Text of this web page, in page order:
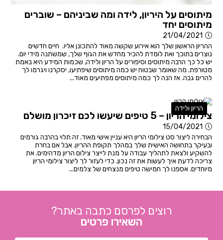
מיתוסים על היריון, לידה ומה שביניהם – שוברים
מיתוסים יחד
21/04/2021
ההריון הראשון שלך הוא אירוע שקשה מאוד להתכונן אליו. חיים חדשים
נוצרים בתוכך ואת לומדת להכיר מחדש את הגוף שלך, שמשתנה מידי יום.
יש כל כך הרבה מיתוסים וסיפורים על הריון ולידה, שכמות המידע היא באמת
מטורפת. מה שאומר שבטוח יש כמה מיתוסים שיפתיעו, יסקרנו ויגרמו לך
להרים גבה. אז הנה לך כמה מיתוסים מפתיעים מאוד...
הריון ולידה
צילומי הריון – 5 טיפים שיעשו לכם זיכרון מושלם
15/04/2021
הבחירה ליצור סט צילומי הריון היא עניין אישי מאוד. זה תלוי בהרבה גורמים
ובעיקר בתחושה האישית שלך במהלך תקופת ההריון. אבל אם בחרת
להשקיע ולצאת לתהליך עבודה על מנת לייצר צילום הריון מדהימים. את
צריכה לדעת איך לעשות את זה נכון. כדי לעזור לך ליצור צילומי הריון
מיוחדים. אספנו לך חמישה טיפים מנצחים של צלמים...
רוצים לפרסם כתבה באתר?
השאירו פרטים